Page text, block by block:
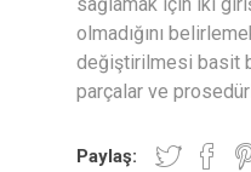
olmadığını
değiştirilmesi basit
parçalar ve
Paylaş: